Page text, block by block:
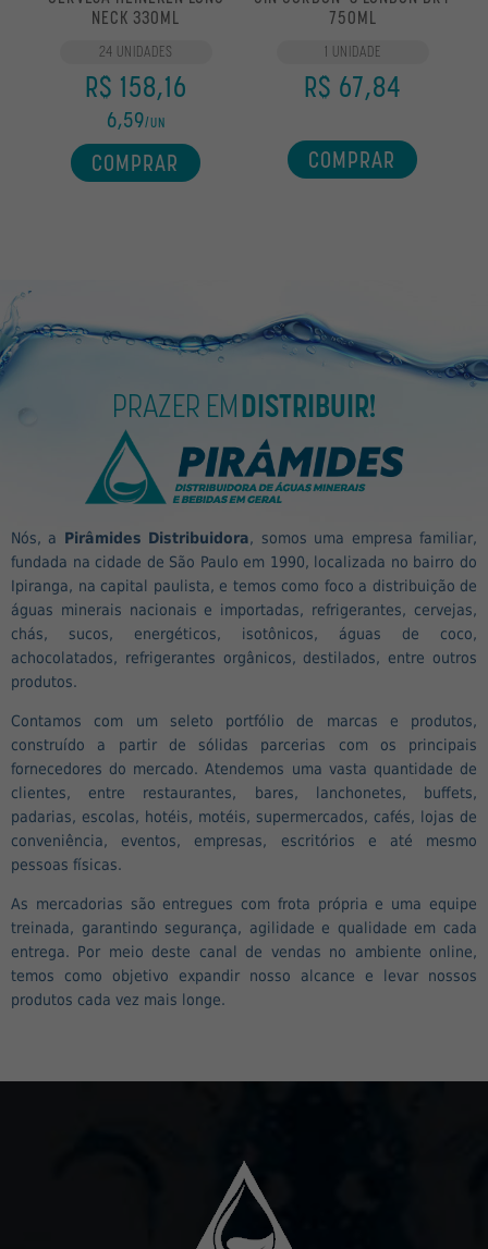
NECK 330ML
24 UNIDADES
R$ 158,16
6,59/UN
COMPRAR
750ML
1 UNIDADE
R$ 67,84
COMPRAR
PRAZER EMDISTRIBUIR!
Nós, a Pirâmides Distribuidora, somos uma empresa familiar,
fundada na cidade de São Paulo em 1990, localizada no bairro do
Ipiranga, na capital paulista, e temos como foco a distribuição de
águas minerais nacionais e importadas, refrigerantes, cervejas,
chás, sucos, energéticos, isotônicos, águas de coco,
achocolatados, refrigerantes orgânicos, destilados, entre outros
produtos.
Contamos com um seleto portfólio de marcas e produtos,
construído a partir de sólidas parcerias com os principais
fornecedores do mercado. Atendemos uma vasta quantidade de
clientes, entre restaurantes, bares, lanchonetes, buffets,
padarias, escolas, hotéis, motéis, supermercados, cafés, lojas de
conveniência, eventos, empresas, escritórios e até mesmo
pessoas físicas.
As mercadorias são entregues com frota própria e uma equipe
treinada, garantindo segurança, agilidade e qualidade em cada
entrega. Por meio deste canal de vendas no ambiente online,
temos como objetivo expandir nosso alcance e levar nossos
produtos cada vez mais longe.